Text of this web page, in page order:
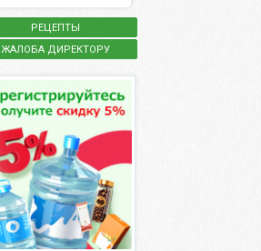
РЕЦЕПТЫ
ЖАЛОБА ДИРЕКТОРУ